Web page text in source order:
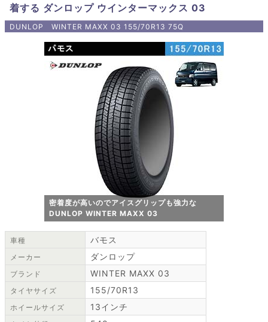
着する ダンロップ ウインターマックス 03
DUNLOP WINTER MAXX 03 155/70R13 75Q
密着度が高いのでアイスグリップも強力な
DUNLOP WINTER MAXX 03
車種 バモス
メーカー ダンロップ
ブランド WINTER MAXX 03
タイヤサイズ 155/70R13
ホイールサイズ 13インチ